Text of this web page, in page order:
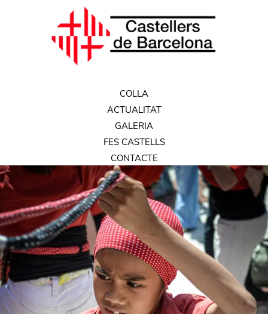
COLLA
ACTUALITAT
GALERIA
FES CASTELLS
CONTACTE